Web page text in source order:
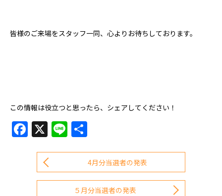
皆様のご来場をスタッフ一同、心よりお待ちしております。
この情報は役立つと思ったら、シェアしてください！
Facebook
X Line
4月分当選者の発表
５月分当選者の発表